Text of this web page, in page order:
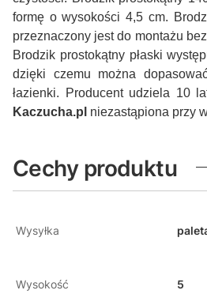
formę o wysokości 4,5 cm.
przeznaczony jest do montażu
Brodzik prostokątny płaski
dzięki czemu można
łazienki. Producent udziela 10
Kaczucha.pl niezastąpiona przy
Cechy produktu
Wysyłka
Wysokość 5